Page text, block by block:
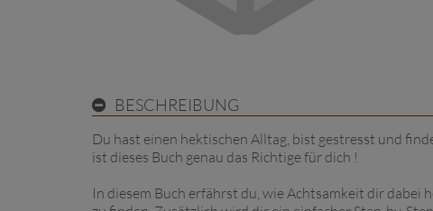
BESCHREIBUNG
Du hast einen hektischen Alltag, bist gestresst und
ist dieses Buch genau das Richtige für dich !
In diesem Buch erfährst du, wie Achtsamkeit dir dabei